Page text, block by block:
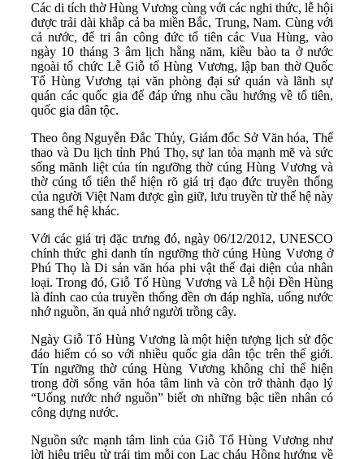
Các di tích thờ Hùng Vương cùng với các nghi thức, lễ hội
được trải dài khắp cả ba miền Bắc, Trung, Nam. Cùng với
cả nước, để tri ân công đức tổ tiên các Vua Hùng, vào
ngày 10 tháng 3 âm lịch hằng năm, kiều bào ta ở nước
ngoài tổ chức Lễ Giỗ tổ Hùng Vương, lập ban thờ Quốc
Tổ Hùng Vương tại văn phòng đại sứ quán và lãnh sự
quán các quốc gia để đáp ứng nhu cầu hướng về tổ tiên,
quốc gia dân tộc.
Theo ông Nguyễn Đắc Thủy, Giám đốc Sở Văn hóa, Thể
thao và Du lịch tỉnh Phú Thọ, sự lan tỏa mạnh mẽ và sức
sống mãnh liệt của tín ngưỡng thờ cúng Hùng Vương và
thờ cúng tổ tiên thể hiện rõ giá trị đạo đức truyền thống
của người Việt Nam được gìn giữ, lưu truyền từ thế hệ này
sang thế hệ khác.
Với các giá trị đặc trưng đó, ngày 06/12/2012, UNESCO
chính thức ghi danh tín ngưỡng thờ cúng Hùng Vương ở
Phú Thọ là Di sản văn hóa phi vật thể đại diện của nhân
loại. Trong đó, Giỗ Tổ Hùng Vương và Lễ hội Đền Hùng
là đỉnh cao của truyền thống đền ơn đáp nghĩa, uống nước
nhớ nguồn, ăn quả nhớ người trồng cây.
Ngày Giỗ Tổ Hùng Vương là một hiện tượng lịch sử độc
đáo hiếm có so với nhiều quốc gia dân tộc trên thế giới.
Tín ngưỡng thờ cúng Hùng Vương không chỉ thể hiện
trong đời sống văn hóa tâm linh và còn trở thành đạo lý
“Uống nước nhớ nguồn” biết ơn những bậc tiền nhân có
công dựng nước.
Nguồn sức mạnh tâm linh của Giỗ Tổ Hùng Vương như
lời hiệu triệu từ trái tim mỗi con Lạc cháu Hồng hướng về